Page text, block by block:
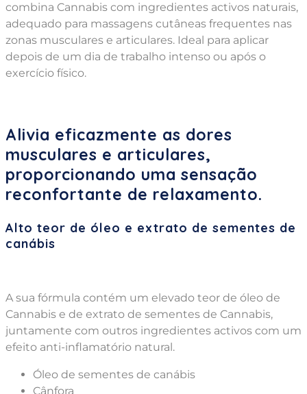
combina Cannabis com ingredientes activos naturais,
adequado para massagens cutâneas frequentes nas
zonas musculares e articulares. Ideal para aplicar
depois de um dia de trabalho intenso ou após o
exercício físico.
Alivia eficazmente as dores
musculares e articulares,
proporcionando uma sensação
reconfortante de relaxamento.
Alto teor de óleo e extrato de sementes de
canábis
A sua fórmula contém um elevado teor de óleo de
Cannabis e de extrato de sementes de Cannabis,
juntamente com outros ingredientes activos com um
efeito anti-inflamatório natural.
Óleo de sementes de canábis
Cânfora